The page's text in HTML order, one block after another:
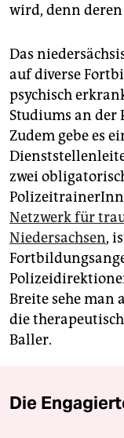
wird, denn
Das
auf diverse
psychisch
Studiums an der
Zudem gebe es
zwei
Netzwerk für
Niedersachsen,
Breite sehe man
die
Baller.
Die